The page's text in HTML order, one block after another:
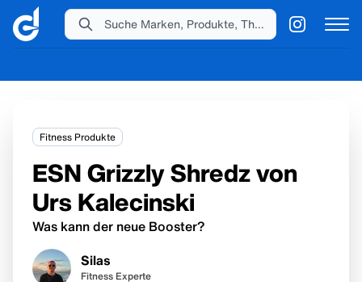
Fitness Produkte
ESN Grizzly Shredz von
Urs Kalecinski
Was kann der neue Booster?
Silas
Fitness Experte